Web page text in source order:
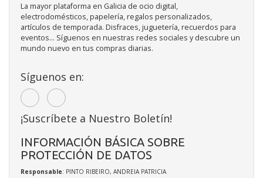
La mayor plataforma en Galicia de ocio digital,
electrodomésticos, papelería, regalos personalizados,
artículos de temporada. Disfraces, juguetería, recuerdos para
eventos... Síguenos en nuestras redes sociales y descubre un
mundo nuevo en tus compras diarias.
Síguenos en:
¡Suscríbete a Nuestro Boletín!
INFORMACIÓN BÁSICA SOBRE
PROTECCIÓN DE DATOS
Responsable: PINTO RIBEIRO, ANDREIA PATRICIA